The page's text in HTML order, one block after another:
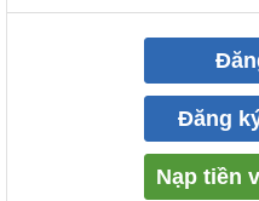
Đăng
Nạp tiền